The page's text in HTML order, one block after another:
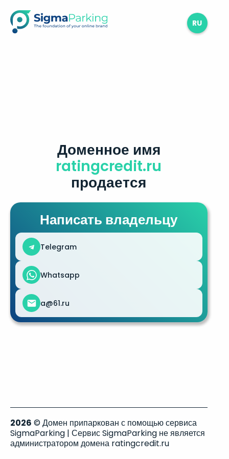
RU
Доменное имя
ratingcredit.ru
продается
Написать владельцу
Telegram
Whatsapp
a@61.ru
2026 © Домен припаркован с помощью сервиса
SigmaParking | Сервис SigmaParking не является
администратором домена ratingcredit.ru